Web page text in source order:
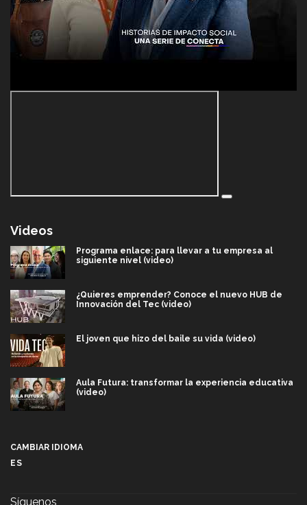
Videos
Programa enlace: para llevar a tu empresa al
siguiente nivel (video)
¿Quieres emprender? Conoce el nuevo HUB de
Innovación del Tec (video)
El joven que hizo del baile su vida (video)
Aula Futura: transformar la experiencia educativa
(video)
CAMBIAR IDIOMA
ES
Síguenos